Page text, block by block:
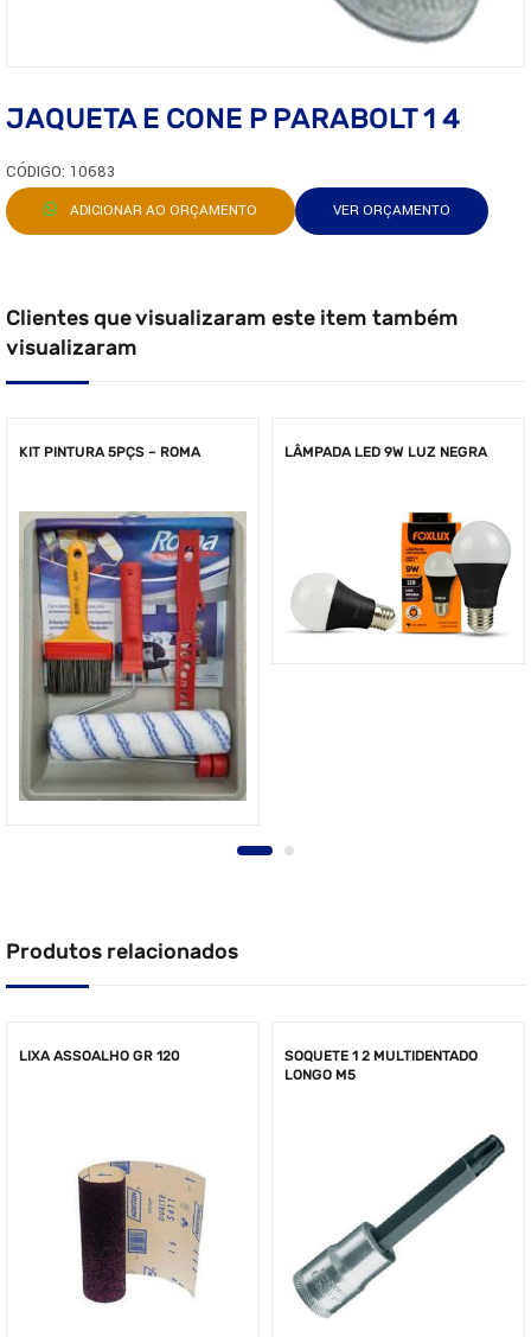
JAQUETA E CONE P PARABOLT 1 4
CÓDIGO: 10683
ADICIONAR AO ORÇAMENTO VER ORÇAMENTO
Clientes que visualizaram este item também
visualizaram
KIT PINTURA 5PÇS – ROMA LÂMPADA LED 9W LUZ NEGRA
Produtos relacionados
LIXA ASSOALHO GR 120
SOQUETE 1 2 MULTIDENTADO
LONGO M5